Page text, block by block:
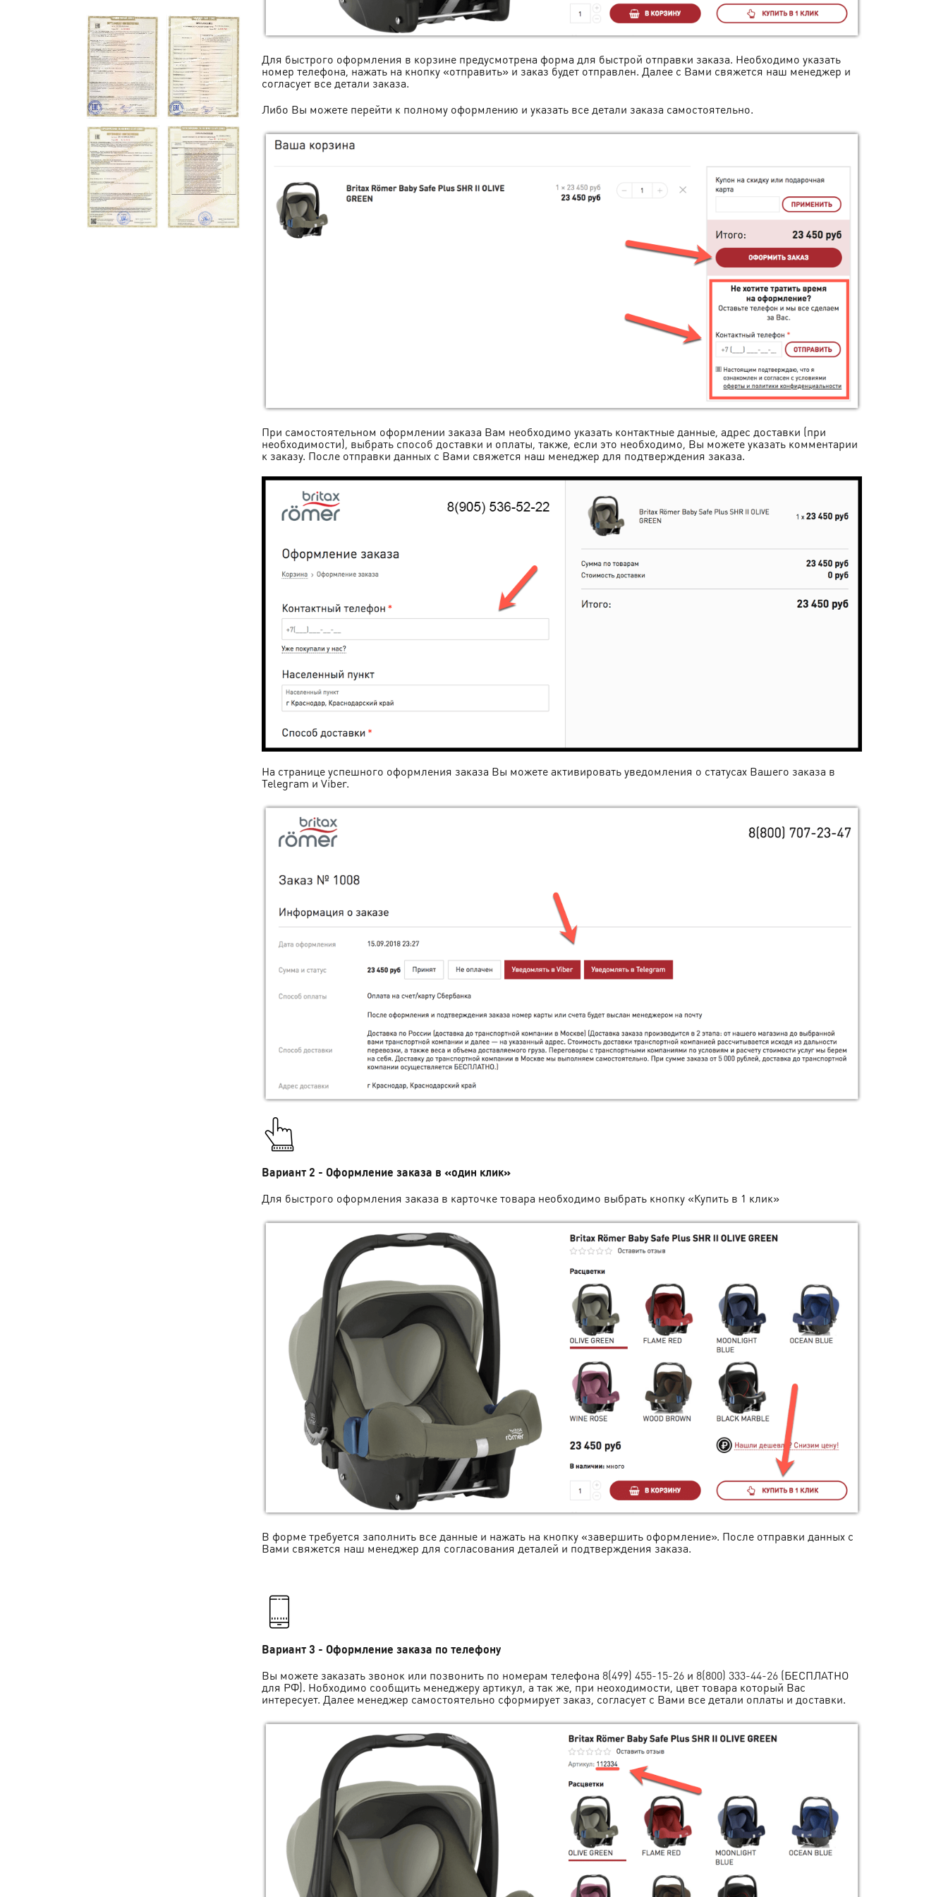
Для быстрого оформления в корзине предусмотрена форма для быстрой отправки заказа. Необходимо указать
номер телефона, нажать на кнопку «отправить»и заказ будет отправлен. Далее с Вами свяжется наш менеджер и
согласует все детали заказа.
Либо Вы можете перейти к полному оформлению и указать все детали заказа самостоятельно.
При самостоятельном оформлении заказа Вам необходимо указать контактные данные, адрес доставки (при
необходимости), выбрать способ доставки и оплаты, также, если это необходимо, Вы можете указать комментарии
к заказу. После отправки данных с Вами свяжется наш менеджер для подтверждения заказа.
На странице успешного оформления заказа Вы можете активировать уведомления о статусах Вашего заказа в
Telegram и Viber.
Вариант 2 - Оформление заказа в «один клик»
Для быстрого оформления заказа в карточке товара необходимо выбрать кнопку «Купить в 1 клик»
В форме требуется заполнить все данные и нажать на кнопку «завершить оформление». После отправки данных с
Вами свяжется наш менеджер для согласования деталей и подтверждения заказа.
Вариант 3 - Оформление заказа по телефону
Вы можете заказать звонок или позвонить по номерам телефона 8(499) 455-15-26 и 8(800) 333-44-26(БЕСПЛАТНО
для РФ). Нобходимо сообщить менеджеру артикул, а так же, при неоходимости, цвет товара который Вас
интересует. Далее менеджер самостоятельно сформирует заказ, согласует с Вами все детали оплаты и доставки.